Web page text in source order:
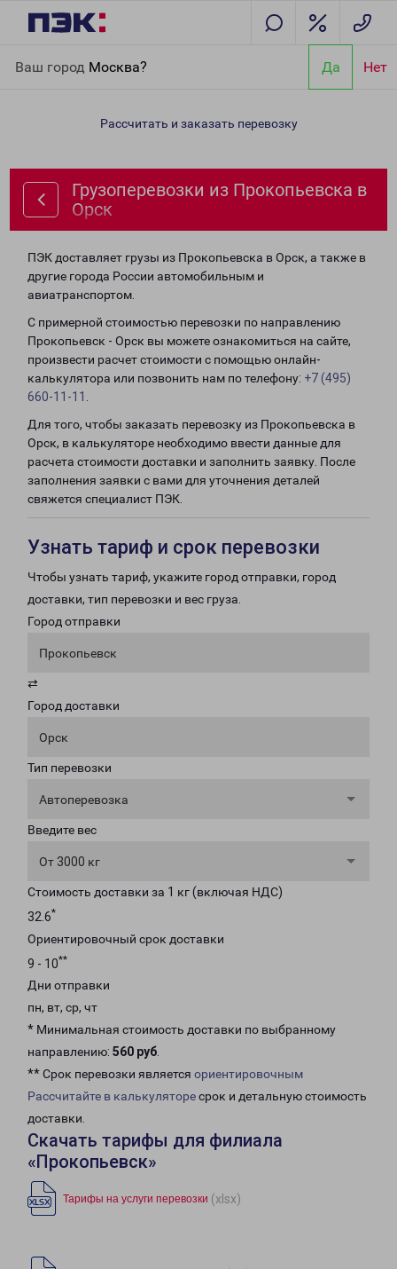
Ваш город Москва? Да Нет
Орск
Рассчитать и заказать перевозку
Грузоперевозки из Прокопьевска в
Орск
ПЭК доставляет грузы из Прокопьевска в Орск, а также в
другие города России автомобильным и
авиатранспортом.
С примерной стоимостью перевозки по направлению
Прокопьевск - Орск вы можете ознакомиться на сайте,
произвести расчет стоимости с помощью онлайн-
калькулятора или позвонить нам по телефону: +7 (495)
660-11-11
Для того, чтобы заказать перевозку из Прокопьевска в
Орск, в калькуляторе необходимо ввести данные для
расчета стоимости доставки и заполнить заявку. После
заполнения заявки с вами для уточнения деталей
свяжется специалист ПЭК.
Узнать тариф и срок перевозки
Чтобы узнать тариф, укажите город отправки, город
доставки, тип перевозки и вес груза.
Город отправки
Прокопьевск
⇄
Город доставки
Орск
Тип перевозки
Автоперевозка
Введите вес
От 3000 кг
Стоимость доставки за 1 кг (включая НДС)
32.6*
Ориентировочный срок доставки
9 - 10**
Дни отправки
пн, вт, ср, чт
* Минимальная стоимость доставки по выбранному
направлению: 560 руб.
** Срок перевозки является ориентировочным
Рассчитайте в калькуляторесрок и детальную стоимость
доставки.
Скачать тарифы для филиала
«Прокопьевск»
Тарифы на услуги перевозки (xlsx)